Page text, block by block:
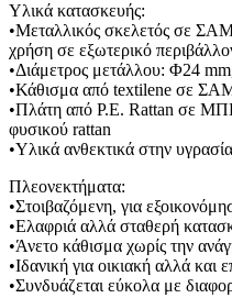
Υλικά κατασκευής:
•Μεταλλικός σκελετός σε
χρήση σε εξωτερικό
•Διάμετρος μετάλλου: Φ24
•Κάθισμα από textilene σε
•Πλάτη από P.E. Rattan σε
φυσικού rattan
•Υλικά ανθεκτικά στην
Πλεονεκτήματα:
•Στοιβαζόμενη, για
•Ελαφριά αλλά σταθερή
•Άνετο κάθισμα χωρίς την
•Ιδανική για οικιακή αλλά και
•Συνδυάζεται εύκολα με